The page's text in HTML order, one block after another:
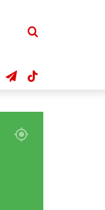
Axtar
Telegram
Instagram